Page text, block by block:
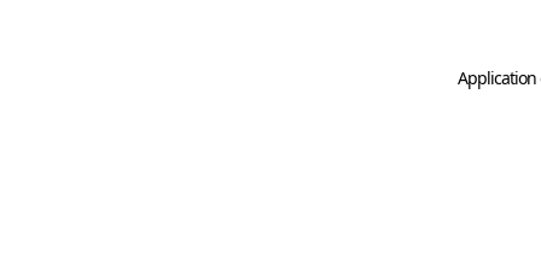
Application